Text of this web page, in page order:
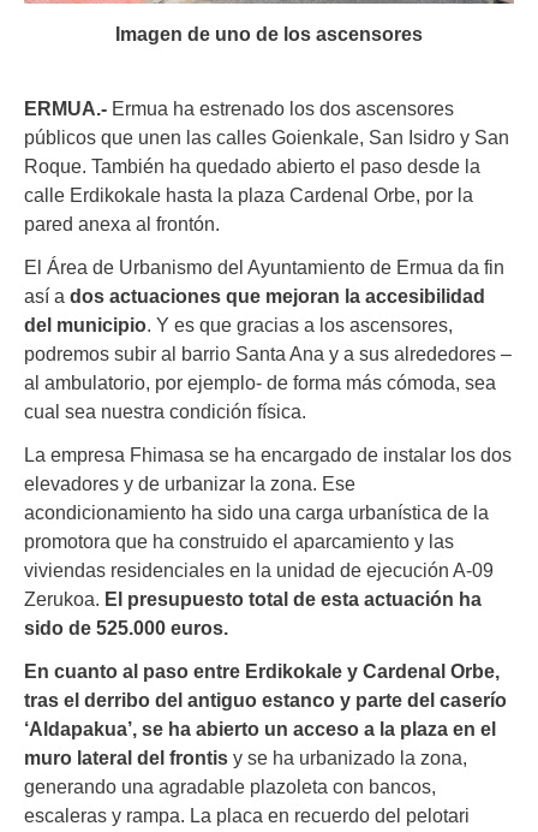
Imagen de uno de los ascensores
ERMUA.- Ermua ha estrenado los dos ascensores
públicos que unen las calles Goienkale, San Isidro y San
Roque. También ha quedado abierto el paso desde la
calle Erdikokale hasta la plaza Cardenal Orbe, por la
pared anexa al frontón.
El Área de Urbanismo del Ayuntamiento de Ermua da fin
así a dos actuaciones que mejoran la accesibilidad
del municipio. Y es que gracias a los ascensores,
podremos subir al barrio Santa Ana y a sus alrededores –
al ambulatorio, por ejemplo- de forma más cómoda, sea
cual sea nuestra condición física.
La empresa Fhimasa se ha encargado de instalar los dos
elevadores y de urbanizar la zona. Ese
acondicionamiento ha sido una carga urbanística de la
promotora que ha construido el aparcamiento y las
viviendas residenciales en la unidad de ejecución A-09
Zerukoa. El presupuesto total de esta actuación ha
sido de 525.000 euros.
En cuanto al paso entre Erdikokale y Cardenal Orbe,
tras el derribo del antiguo estanco y parte del caserío
‘Aldapakua’, se ha abierto un acceso a la plaza en el
muro lateral del frontis y se ha urbanizado la zona,
generando una agradable plazoleta con bancos,
escaleras y rampa. La placa en recuerdo del pelotari